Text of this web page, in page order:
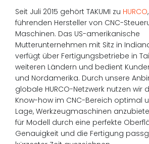
Seit Juli 2015 gehört TAKUMI zu HURCO
führenden Hersteller von CNC-
Maschinen. Das US-amerikanische
Mutterunternehmen mit Sitz in
verfügt über Fertigungsbetriebe in
weiteren Ländern und bedient
und Nordamerika. Durch unsere
globale HURCO-Netzwerk nutzen wir
Know-how im CNC-Bereich optimal
Lage, Werkzeugmaschinen
für Modell durch eine perfekte
Genauigkeit und die Fertigung